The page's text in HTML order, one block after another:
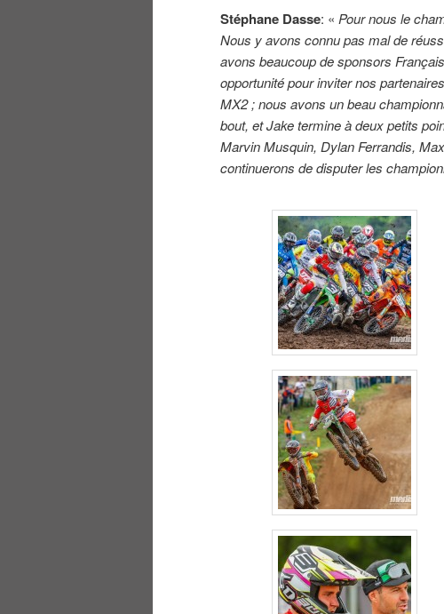
Stéphane Dasse: « Pour nous le
Nous y avons connu pas mal de
avons beaucoup de sponsors
opportunité pour inviter nos
MX2 ; nous avons un beau
bout, et Jake termine à deux petits
Marvin Musquin, Dylan Ferrandis,
continuerons de disputer les